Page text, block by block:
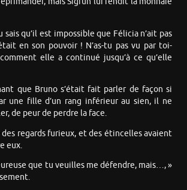
sais qu’il est impossible que Félicia n’ait pas
en son pouvoir ! N’as-tu pas vu par toi-
elle a continué jusqu’à ce qu’elle
que Bruno s’était fait parler de façon si
une fille d’un rang inférieur au sien, il ne
de peur de perdre la face.
des regards furieux, et des étincelles avaient
eux.
que tu veuilles me défendre, mais…, »